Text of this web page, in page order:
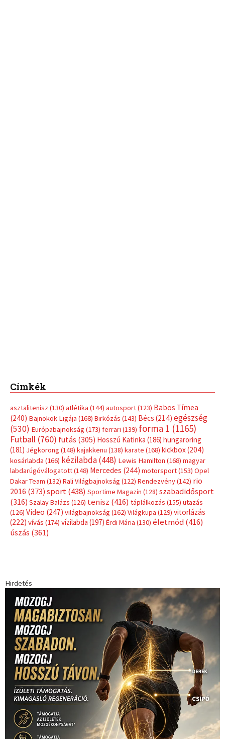
Címkék
asztalitenisz (130) atlétika (144) autosport(123) Babos Tímea
(240) Bajnokok Ligája (168) Birkózás (143) Bécs (214) egészség
(530) Európabajnokság (173) ferrari (139) forma 1 (1165)
Futball (760) futás (305) Hosszú Katinka (186) hungaroring
(181) Jégkorong (148) kajakkenu (138) karate (168) kickbox(204)
kosárlabda (166) kézilabda(448) Lewis Hamilton (168) magyar
labdarúgóválogatott(148) Mercedes (244) motorsport(153) Opel
Dakar Team (132) Rali Világbajnokság (122) Rendezvény(142) rio
2016 (373) sport(438) Sportime Magazin (128) szabadidősport
(316) Szalay Balázs (126) tenisz (416) táplálkozás (155) utazás
(126) Video (247) világbajnokság (162) Világkupa (129) vitorlázás
(222) vívás (174) vízilabda (197) Érdi Mária (130) életmód(416)
úszás (361)
Hirdetés